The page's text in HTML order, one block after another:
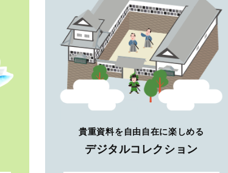
貴重資料を自由自在に楽しめる
デジタルコレクション